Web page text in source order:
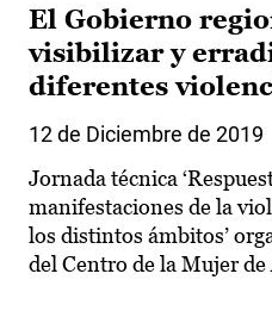
El Gobierno
visibilizar y
diferentes
12 de Diciembre de 2019
Jornada técnica
manifestaciones de la
los distintos ámbitos’
del Centro de la Mujer